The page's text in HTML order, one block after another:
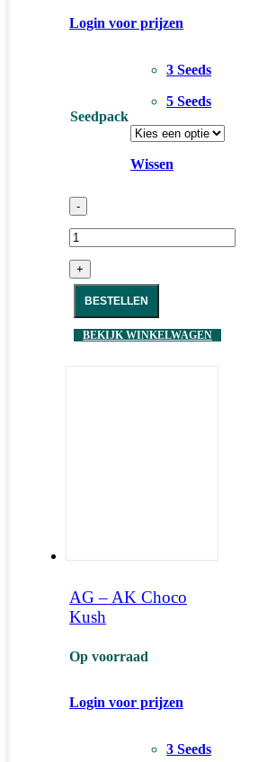
Login voor prijzen
Seedpack
3 Seeds
5 Seeds
Wissen
-
+
BESTELLEN
BEKIJK WINKELWAGEN
AG – AK Choco
Kush
Op voorraad
Login voor prijzen
3 Seeds